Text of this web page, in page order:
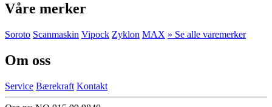
Våre merker
Soroto Scanmaskin Vipock Zyklon MAX » Se alle varemerker
Om oss
Service Bærekraft Kontakt